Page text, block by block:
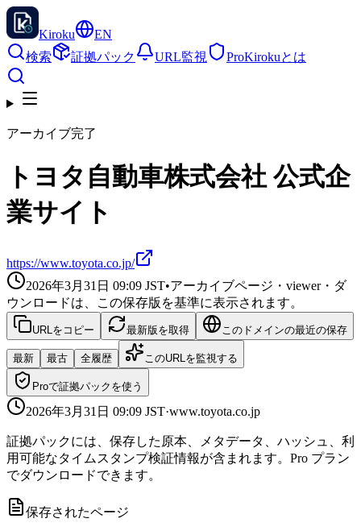
Kiroku
EN
検索
証拠パック URL監視 ProKirokuとは
アーカイブ完了
トヨタ自動車株式会社 公式企
業サイト
https://www.toyota.co.jp/
2026年3月31日 09:09 JST•アーカイブページ・viewer・ダ
ウンロードは、この保存版を基準に表示されます。
URLをコピー 最新版を取得 このドメインの最近の保存
最新 最古 全履歴 このURLを監視する
Proで証拠パックを使う
2026年3月31日 09:09 JST·www.toyota.co.jp
証拠パックには、保存した原本、メタデータ、ハッシュ、利
用可能なタイムスタンプ検証情報が含まれます。Pro プラン
でダウンロードできます。
保存されたページ